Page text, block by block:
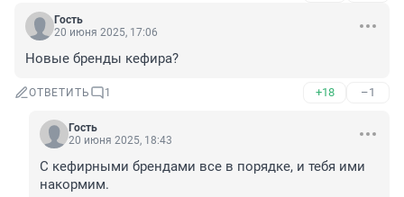
Гость
20 июня 2025, 17:06
Новые бренды кефира?
ОТВЕТИТЬ 1 +18 –1
Гость
20 июня 2025, 18:43
С кефирными брендами все в порядке, и тебя ими
накормим.